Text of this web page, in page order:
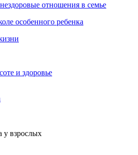
отношения в семье
особенного ребенка
и здоровье
у взрослых